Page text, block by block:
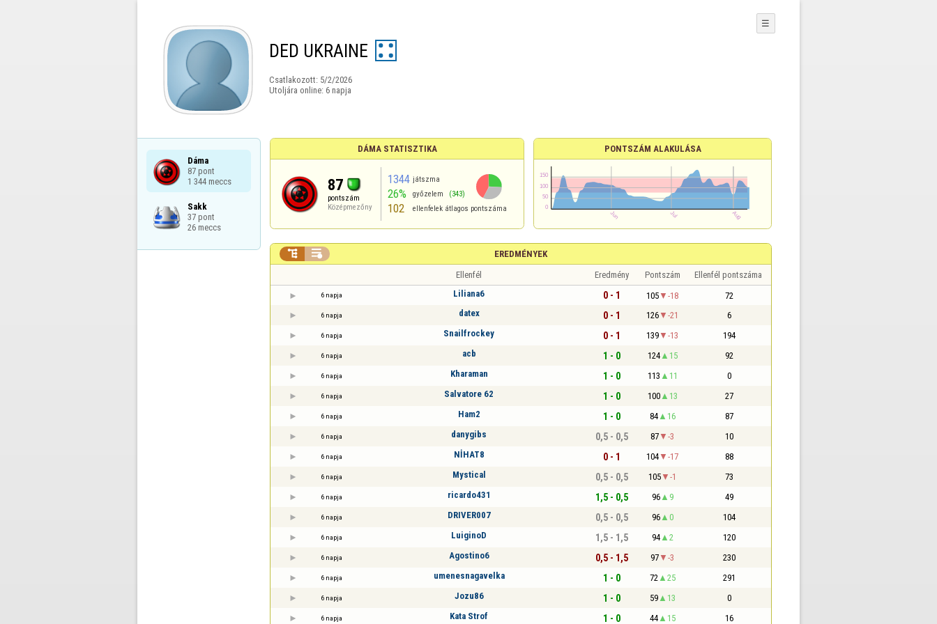
DED UKRAINE
Csatlakozott: 5/2/2026
Utoljára online: 6 napja
☰
Dáma
87 pont
1 344 meccs
Sakk
37 pont
26 meccs
DÁMA STATISZTIKA
87
pontszám
Középmezőny
1344 játszma
26% győzelem (343)
102 ellenfelek átlagos pontszáma
PONTSZÁM ALAKULÁSA
EREDMÉNYEK
 
Ellenfél Eredmény Pontszám Ellenfél pontszáma
6 napja Liliana6 0 - 1 105 -18 72
6 napja datex 0 - 1 126 -21 6
6 napja Snailfrockey 0 - 1 139 -13 194
6 napja acb 1 - 0 124 15 92
6 napja Kharaman 1 - 0 113 11 0
6 napja Salvatore 62 1 - 0 100 13 27
6 napja Ham2 1 - 0 84 16 87
6 napja danygibs 0,5 - 0,5 87 -3 10
6 napja NİHAT8 0 - 1 104 -17 88
6 napja Mystical 0,5 - 0,5 105 -1 73
6 napja ricardo431 1,5 - 0,5 96 9 49
6 napja DRIVER007 0,5 - 0,5 96 0 104
6 napja LuiginoD 1,5 - 1,5 94 2 120
6 napja Agostino6 0,5 - 1,5 97 -3 230
6 napja umenesnagavelka 1 - 0 72 25 291
6 napja Jozu86 1 - 0 59 13 0
6 napja Kata Strof 1 - 0 44 15 16